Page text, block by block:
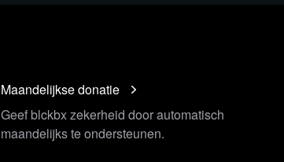
Maandelijkse donatie
Geef blckbx zekerheid door automatisch
maandelijks te ondersteunen.